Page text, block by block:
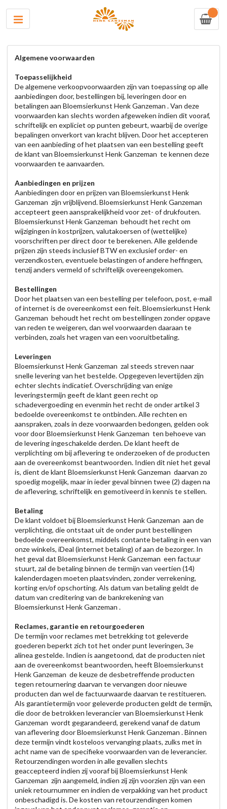
Algemene voorwaarden
Toepasselijkheid
De algemene verkoopvoorwaarden zijn van toepassing op alle
aanbiedingen door, bestellingen bij, leveringen door en
betalingen aan Bloemsierkunst Henk Ganzeman . Van deze
voorwaarden kan slechts worden afgeweken indien dit vooraf,
schriftelijk en expliciet op punten gebeurt, waarbij de overige
bepalingen onverkort van kracht blijven. Door het accepteren
van een aanbieding of het plaatsen van een bestelling geeft
de klant van Bloemsierkunst Henk Ganzeman te kennen deze
voorwaarden te aanvaarden.
Aanbiedingen en prijzen
Aanbiedingen door en prijzen van Bloemsierkunst Henk
Ganzeman zijn vrijblijvend. Bloemsierkunst Henk Ganzeman
accepteert geen aansprakelijkheid voor zet- of drukfouten.
Bloemsierkunst Henk Ganzeman behoudt het recht om
wijzigingen in kostprijzen, valutakoersen of (wettelijke)
voorschriften per direct door te berekenen. Alle geldende
prijzen zijn steeds inclusief BTW en exclusief order- en
verzendkosten, eventuele belastingen of andere heffingen,
tenzij anders vermeld of schriftelijk overeengekomen.
Bestellingen
Door het plaatsen van een bestelling per telefoon, post, e-mail
of internet is de overeenkomst een feit. Bloemsierkunst Henk
Ganzeman behoudt het recht om bestellingen zonder opgave
van reden te weigeren, dan wel voorwaarden daaraan te
verbinden, zoals het vragen van een vooruitbetaling.
Leveringen
Bloemsierkunst Henk Ganzeman zal steeds streven naar
snelle levering van het bestelde. Opgegeven levertijden zijn
echter slechts indicatief. Overschrijding van enige
leveringstermijn geeft de klant geen recht op
schadevergoeding en evenmin het recht de onder artikel 3
bedoelde overeenkomst te ontbinden. Alle rechten en
aanspraken, zoals in deze voorwaarden bedongen, gelden ook
voor door Bloemsierkunst Henk Ganzeman ten behoeve van
de levering ingeschakelde derden. De klant heeft de
verplichting om bij aflevering te onderzoeken of de producten
aan de overeenkomst beantwoorden. Indien dit niet het geval
is, dient de klant Bloemsierkunst Henk Ganzeman daarvan zo
spoedig mogelijk, maar in ieder geval binnen twee (2) dagen na
de aflevering, schriftelijk en gemotiveerd in kennis te stellen.
Betaling
De klant voldoet bij Bloemsierkunst Henk Ganzeman aan de
verplichting, die ontstaat uit de onder punt bestellingen
bedoelde overeenkomst, middels contante betaling in een van
onze winkels, iDeal (internet betaling) of aan de bezorger. In
het geval dat Bloemsierkunst Henk Ganzeman een factuur
stuurt, zal de betaling binnen de termijn van veertien (14)
kalenderdagen moeten plaatsvinden, zonder verrekening,
korting en/of opschorting. Als datum van betaling geldt de
datum van creditering van de bankrekening van
Bloemsierkunst Henk Ganzeman .
Reclames, garantie en retourgoederen
De termijn voor reclames met betrekking tot geleverde
goederen beperkt zich tot het onder punt leveringen, 3e
alinea gestelde. Indien is aangetoond, dat de producten niet
aan de overeenkomst beantwoorden, heeft Bloemsierkunst
Henk Ganzeman de keuze de desbetreffende producten
tegen retournering daarvan te vervangen door nieuwe
producten dan wel de factuurwaarde daarvan te restitueren.
Als garantietermijn voor geleverde producten geldt de termijn,
die door de betrokken leverancier van Bloemsierkunst Henk
Ganzeman wordt gegarandeerd, gerekend vanaf de datum
van aflevering door Bloemsierkunst Henk Ganzeman . Binnen
deze termijn vindt kosteloos vervanging plaats, zulks met in
acht name van de specifieke voorwaarden van de leverancier.
Retourzendingen worden in alle gevallen slechts
geaccepteerd indien zij vooraf bij Bloemsierkunst Henk
Ganzeman zijn aangemeld, indien zij zijn voorzien zijn van een
uniek retournummer en indien de verpakking van het product
onbeschadigd is. De kosten van retourzendingen komen